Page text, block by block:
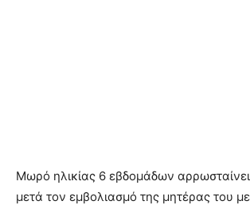
Μωρό ηλικίας 6 εβδομάδων αρρωσταίνει
μετά τον εμβολιασμό της μητέρας του